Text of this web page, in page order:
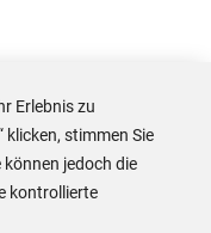
GmbH
Erlebnis zu
klicken, stimmen Sie
können jedoch die
kontrollierte